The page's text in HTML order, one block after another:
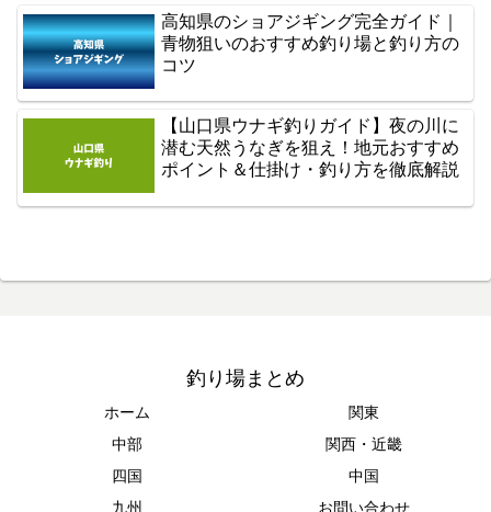
高知県のショアジギング完全ガイド｜
青物狙いのおすすめ釣り場と釣り方の
コツ
【山口県ウナギ釣りガイド】夜の川に
潜む天然うなぎを狙え！地元おすすめ
ポイント＆仕掛け・釣り方を徹底解説
釣り場まとめ
ホーム
関東
中部
関西・近畿
四国
中国
九州
お問い合わせ